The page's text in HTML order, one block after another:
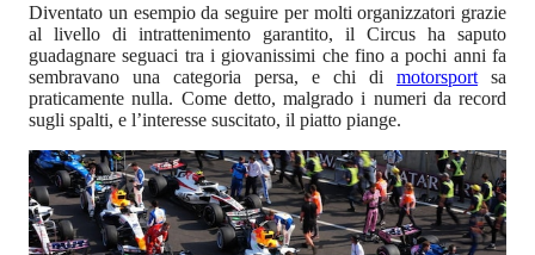
Diventato un esempio da seguire per molti organizzatori grazie
al livello di intrattenimento garantito, il Circus ha saputo
guadagnare seguaci tra i giovanissimi che fino a pochi anni fa
sembravano una categoria persa, e chi di motorsport sa
praticamente nulla. Come detto, malgrado i numeri da record
sugli spalti, e l’interesse suscitato, il piatto piange.